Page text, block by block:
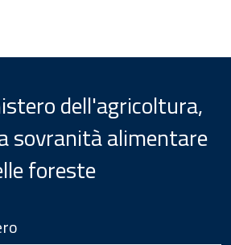
dell'agricoltura,
sovranità alimentare
foreste